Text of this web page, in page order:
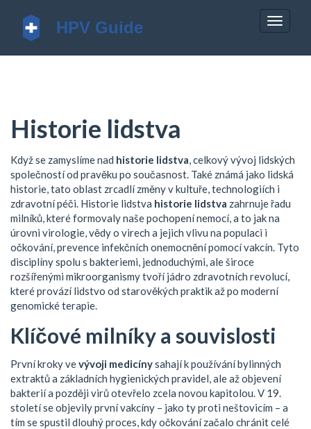
Historie lidstva
Když se zamyslíme nad historie lidstva,celkový vývoj lidských
společností od pravěku po současnost. Také známá jako lidská
historie, tato oblast zrcadlí změny v kultuře, technologiích i
zdravotní péči. Historie lidstva historie lidstva zahrnuje řadu
milníků, které formovaly naše pochopení nemocí, a to jak na
úrovni virologie,vědy o virech a jejich vlivu na populaci i
očkování,prevence infekčních onemocnění pomocí vakcín. Tyto
disciplíny spolu s bakteriemi, jednoduchými, ale široce
rozšířenými mikroorganismytvoří jádro zdravotních revolucí,
které provází lidstvo od starověkých praktik až po moderní
genomické terapie.
Klíčové milníky a souvislosti
První kroky vevývoji medicínysahají k používání bylinných
extraktů a základních hygienických pravidel, ale až objevení
bakterií a později virů otevřelo zcela novou kapitolou. V 19.
století se objevily první vakcíny – jako ty proti neštovicím – a
tím se spustil dlouhý proces, kdy očkování začalo chránit celé